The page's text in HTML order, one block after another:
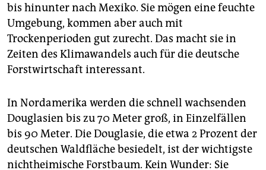
bis hinunter nach Mexiko. Sie mögen eine feuchte
Umgebung, kommen aber auch mit
Trockenperioden gut zurecht. Das macht sie in
Zeiten des ­Klimawandels auch für die ­deutsche
Forstwirtschaft interessant.
In Nordamerika werden die schnell wachsenden
Douglasien bis zu 70 Meter groß, in Einzelfällen
bis 90 Meter. Die Douglasie, die etwa 2 Prozent der
deutschen Waldfläche besiedelt, ist der wichtigste
nichtheimische Forstbaum. Kein Wunder: Sie